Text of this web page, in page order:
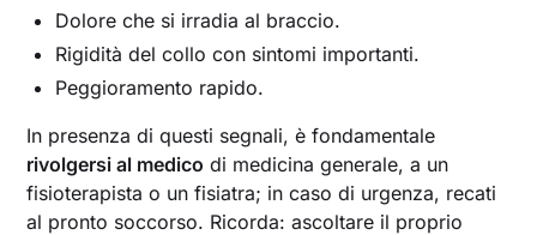
Dolore che si irradia al braccio.
Rigidità del collo con sintomi importanti.
Peggioramento rapido.
In presenza di questi segnali, è fondamentale
rivolgersi al medico di medicina generale, a un
fisioterapista o un fisiatra; in caso di urgenza, recati
al pronto soccorso. Ricorda: ascoltare il proprio